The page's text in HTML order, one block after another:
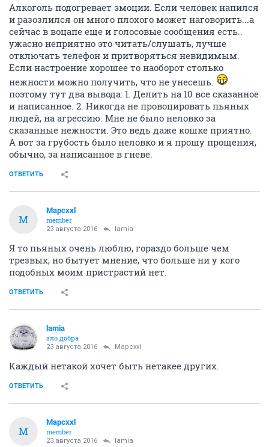
Алкоголь подогревает эмоции. Если человек напился
и разозлился он много плохого может наговорить...а
сейчас в воцапе еще и голосовые сообщения есть..
ужасно неприятно это читать/слушать, лучше
отключать телефон и притворяться невидимым.
Если настроение хорошее то наоборот столько
нежности можно получить, что не унесешь.
поэтому тут два вывода: 1. Делить на 10 все сказанное
и написанное. 2. Никогда не провоцировать пьяных
людей, на агрессию. Мне не было неловко за
сказанные нежности. Это ведь даже кошке приятно.
А вот за грубость было неловко и я прошу прощения,
обычно, за написанное в гневе.
ОТВЕТИТЬ
M
Mapcxxl
member
23 августа 2016 lamia
Я то пьяных очень люблю, гораздо больше чем
трезвых, но бытует мнение, что больше ни у кого
подобных моим пристрастий нет.
ОТВЕТИТЬ
lamia
зло добра
23 августа 2016 Mapcxxl
Каждый нетакой хочет быть нетакее других.
ОТВЕТИТЬ
M
Mapcxxl
member
23 августа 2016 lamia